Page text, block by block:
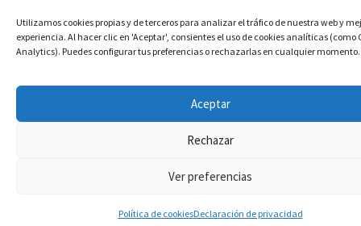
Utilizamos cookies propias y de terceros para analizar el tráfico de nuestra web y
experiencia. Al hacer clic en 'Aceptar', consientes el uso de cookies analíticas (como
Analytics). Puedes configurar tus preferencias o rechazarlas en cualquier momento.
Aceptar
Rechazar
Ver preferencias
Política de cookies